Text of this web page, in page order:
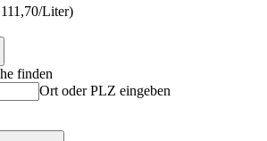
Liter)
finden
Ort oder PLZ eingeben